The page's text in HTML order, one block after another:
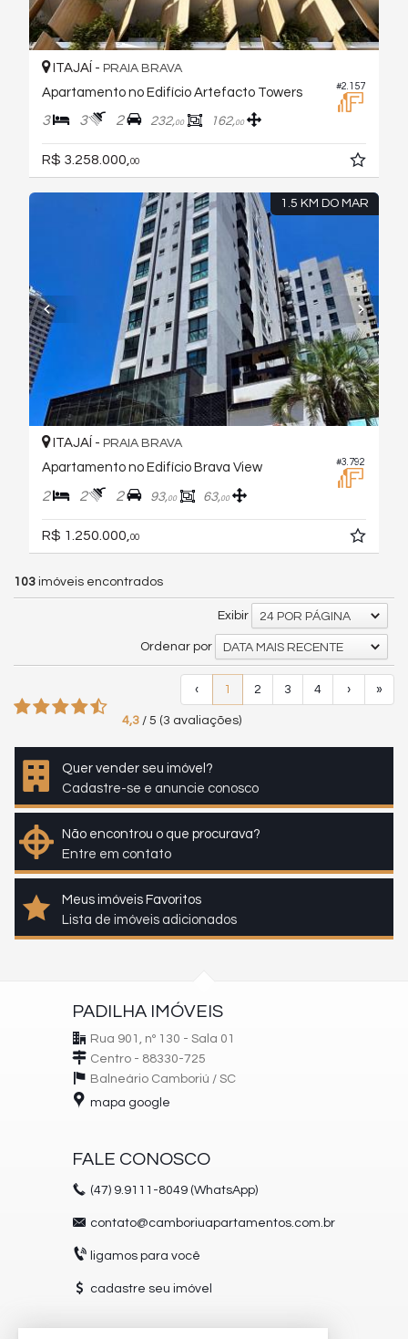
#2.157
ITAJAÍ - PRAIA BRAVA
Apartamento no Edifício Artefacto Towers
3 3 2 232,00 162,00
R$ 3.258.000, 00
1.5 KM DO MAR
#3.792
ITAJAÍ - PRAIA BRAVA
Apartamento no Edifício Brava View
2 2 2 93,00 63,00
R$ 1.250.000, 00
103 imóveis encontrados
Exibir 24 POR PÁGINA
Ordenar por DATA MAIS RECENTE
‹ 1 2 3 4 › »
4,3 / 5 (3 avaliações)
Quer vender seu imóvel?
Cadastre-se e anuncie conosco
Não encontrou o que procurava?
Entre em contato
Meus imóveis Favoritos
Lista de imóveis adicionados
PADILHA IMÓVEIS
Rua 901, nº 130 - Sala 01
Centro - 88330-725
Balneário Camboriú / SC
mapa google
FALE CONOSCO
(47) 9.9111-8049 (WhatsApp)
contato@camboriuapartamentos.com.br
ligamos para você
cadastre seu imóvel